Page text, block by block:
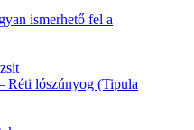
ismerhető fel a
Réti lószúnyog (Tipula